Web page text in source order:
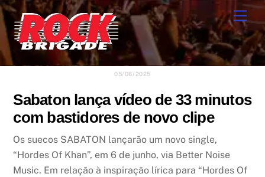
Skip
to
content
05/06/2025
Sabaton lança vídeo de 33 minutos
com bastidores de novo clipe
Os suecos SABATON lançarão um novo single,
“Hordes Of Khan”, em 6 de junho, via Better Noise
Music. Em relação à inspiração lírica para “Hordes Of